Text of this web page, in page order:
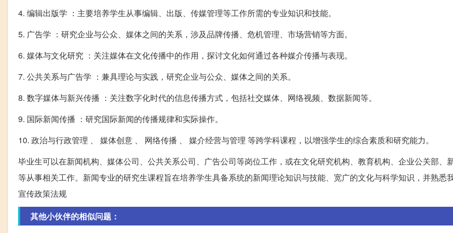
4. 编辑出版学 ：主要培养学生从事编辑、出版、传媒管理等工作所需的专业知识和技能。
5. 广告学 ：研究企业与公众、媒体之间的关系，涉及品牌传播、危机管理、市场营销等方面。
6. 媒体与文化研究 ：关注媒体在文化传播中的作用，探讨文化如何通过各种媒介传播与表现。
7. 公共关系与广告学 ：兼具理论与实践，研究企业与公众、媒体之间的关系。
8. 数字媒体与新兴传播 ：关注数字化时代的信息传播方式，包括社交媒体、网络视频、数据新闻等。
9. 国际新闻传播 ：研究国际新闻的传播规律和实际操作。
10. 政治与行政管理 、 媒体创意 、 网络传播 、 媒介经营与管理 等跨学科课程，以增强学生的综合素质和研究能力。
毕业生可以在新闻机构、媒体公司、公共关系公司、广告公司等岗位工作，或在文化研究机构、教育机构、企业公关部、
等从事相关工作。新闻专业的研究生课程旨在培养学生具备系统的新闻理论知识与技能、宽广的文化与科学知识，并熟悉
宣传政策法规
其他小伙伴的相似问题：